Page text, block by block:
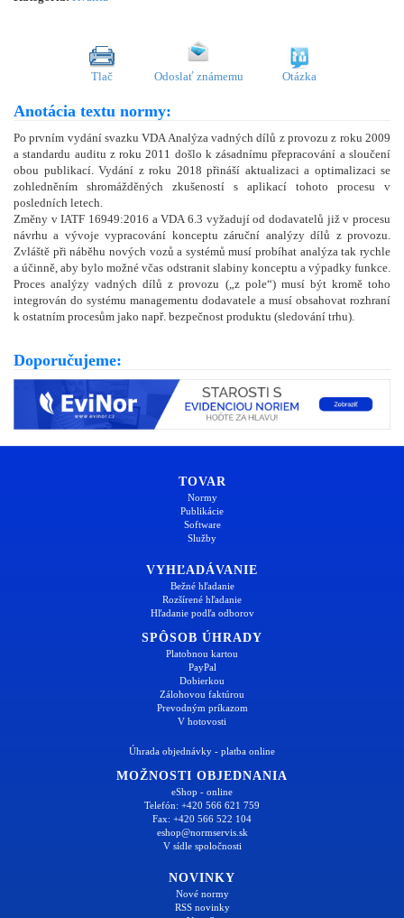
Tlač Odoslať známemu Otázka
Anotácia textu normy:
Po prvním vydání svazku VDA Analýza vadných dílů z provozu z roku 2009
a standardu auditu z roku 2011 došlo k zásadnímu přepracování a sloučení
obou publikací. Vydání z roku 2018 přináší aktualizaci a optimalizaci se
zohledněním shromážděných zkušeností s aplikací tohoto procesu v
posledních letech.
Změny v IATF 16949:2016 a VDA 6.3 vyžadují od dodavatelů již v procesu
návrhu a vývoje vypracování konceptu záruční analýzy dílů z provozu.
Zvláště při náběhu nových vozů a systémů musí probíhat analýza tak rychle
a účinně, aby bylo možné včas odstranit slabiny konceptu a výpadky funkce.
Proces analýzy vadných dílů z provozu („z pole“) musí být kromě toho
integrován do systému managementu dodavatele a musí obsahovat rozhraní
k ostatním procesům jako např. bezpečnost produktu (sledování trhu).
Doporučujeme:
TOVAR
Normy
Publikácie
Software
Služby
VYHĽADÁVANIE
Bežné hľadanie
Rozšírené hľadanie
Hľadanie podľa odborov
SPÔSOB ÚHRADY
Platobnou kartou
PayPal
Dobierkou
Zálohovou faktúrou
Prevodným príkazom
V hotovosti
Úhrada objednávky - platba online
MOŽNOSTI OBJEDNANIA
eShop - online
Telefón: +420 566 621 759
Fax: +420 566 522 104
eshop@normservis.sk
V sídle spoločnosti
NOVINKY
Nové normy
RSS novinky